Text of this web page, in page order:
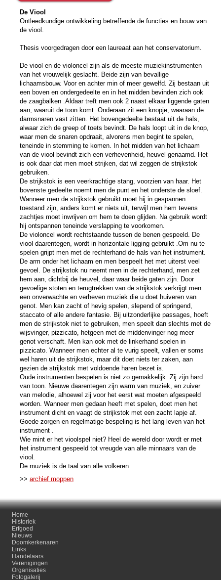
De Viool
Ontleedkundige ontwikkeling betreffende de functies en bouw van
de viool.
Thesis voorgedragen door een laureaat aan het conservatorium.
De viool en de violoncel zijn als de meeste muziekinstrumenten
van het vrouwelijk geslacht. Beide zijn van bevallige
lichaamsbouw. Voor en achter min of meer gewelfd. Zij bestaan uit
een boven en ondergedeelte en in het midden bevinden zich ook
de zaagbalken .Aldaar treft men ook 2 naast elkaar liggende gaten
aan, waaruit de toon komt. Onderaan zit een knopje, waaraan de
darmsnaren vast zitten. Het bovengedeelte bestaat uit de hals,
alwaar zich de greep of toets bevindt. De hals loopt uit in de knop,
waar men de snaren opdraait, alvorens men begint te spelen,
teneinde in stemming te komen. In het midden van het lichaam
van de viool bevindt zich een verhevenheid, heuvel genaamd. Het
is ook daar dat men moet strijken, dat wil zeggen de strijkstok
gebruiken.
De strijkstok is een veerkrachtige stang, voorzien van haar. Het
bovenste gedeelte noemt men de punt en het onderste de sloef.
Wanneer men de strijkstok gebruikt moet hij in gespannen
toestand zijn, anders komt er niets uit, terwijl men hem tevens
zachtjes moet inwrijven om hem te doen glijden. Na gebruik wordt
hij ontspannen teneinde verslapping te voorkomen.
De violoncel wordt rechtstaande tussen de benen gespeeld. De
viool daarentegen, wordt in horizontale ligging gebruikt .Om nu te
spelen grijpt men met de rechterhand de hals van het instrument.
De arm onder het lichaam en men bespeelt het met uiterst veel
gevoel. De strijkstok nu neemt men in de rechterhand, men zet
hem aan, dichtbij de heuvel, daar waar beide gaten zijn. Door
gevoelige stoten en terugtrekken van de strijkstok verkrijgt men
een onverwachte en verheven muziek die u doet huiveren van
genot. Men kan zacht of hevig spelen, slepend of springend,
staccato of alle andere fantasie. Bij uitzonderlijke passages, hoeft
men de strijkstok niet te gebruiken, men speelt dan slechts met de
wijsvinger, pizzicato, hetgeen met de middenvinger nog meer
genot verschaft. Men kan ook met de linkerhand spelen in
pizzicato. Wanneer men echter al te vurig speelt, vallen er soms
wel haren uit de strijkstok, maar dit doet niets ter zaken, aan
gezien de strijkstok met voldoende haren bezet is.
Oude instrumenten bespelen is niet zo gemakkelijk. Zij zijn hard
van toon. Nieuwe daarentegen zijn warm van muziek, en zuiver
van melodie, alhoewel zij voor het eerst wat moeten afgespeeld
worden. Wanneer men gedaan heeft met spelen, doet men het
instrument dicht en vaagt de strijkstok met een zacht lapje af.
Goede zorgen en regelmatige bespeling is het lang leven van het
instrument .
Wie mint er het vioolspel niet? Heel de wereld door wordt er met
het instrument gespeeld tot vreugde van alle minnaars van de
viool.
De muziek is de taal van alle volkeren.
>> archief moppen
Home
Historiek
Erfgoed
Nieuws
Doomkerkenaren
Links
Handelaars
Verenigingen
Organisaties
Fotogalerij